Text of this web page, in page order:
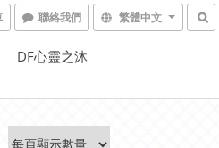
聯絡我們 繁體中文
DF心靈之沐